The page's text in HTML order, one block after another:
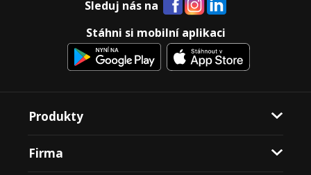
Sleduj nás na
Stáhni si mobilní aplikaci
Produkty
Firma